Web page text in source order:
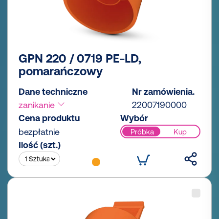
GPN 220 / 0719 PE-LD,
pomarańczowy
Dane techniczne
zanikanie
Nr zamówienia.
22007190000
Cena produktu
bezpłatnie
Wybór
Próbka Kup
Ilość (szt.)